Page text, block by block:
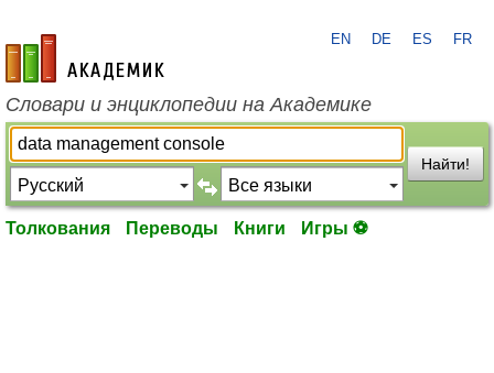
academic.ru
EN DE ES FR
Словари и энциклопедии на Академике
Найти!
Толкования Переводы Книги Игры ⚽